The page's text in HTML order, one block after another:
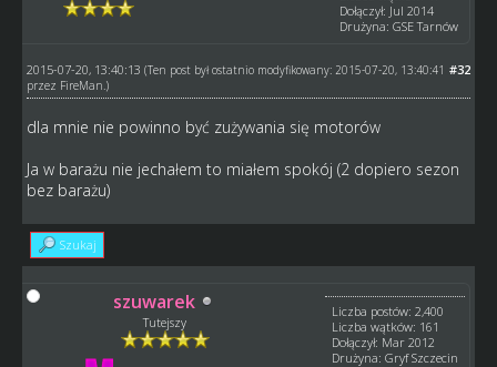
Dołączył: Jul 2014
Drużyna: GSE Tarnów
#32
2015-07-20, 13:40:13 (Ten post był ostatnio modyfikowany: 2015-07-20, 13:40:41
przez FireMan .)
dla mnie nie powinno być zużywania się motorów
Ja w barażu nie jechałem to miałem spokój (2 dopiero sezon
bez barażu)
Szukaj
szuwarek
Tutejszy
Liczba postów: 2,400
Liczba wątków: 161
Dołączył: Mar 2012
Drużyna: Gryf Szczecin